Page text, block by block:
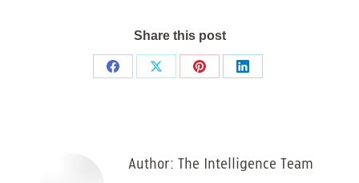
Share this post
Share
Share
Share
Share
Author: The Intelligence Team